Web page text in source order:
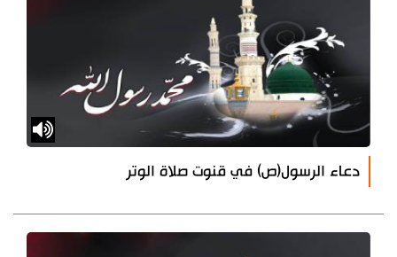
دعاء الرسول(ص) في قنوت صلاة الوتر